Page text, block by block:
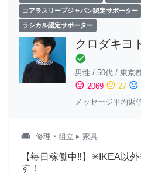
コアラスリープジャパン認定サポーター
ラシカル認定サポーター
クロダキヨ
check_circle
男性 / 50代 / 東京
sentiment_satisfied 2069 sentiment_neutral 27 sentiment_dissatisfied
メッセージ平均返
weekend 修理・組立 ▸ 家具
【毎日稼働中‼︎】✳︎IKEA以
す！